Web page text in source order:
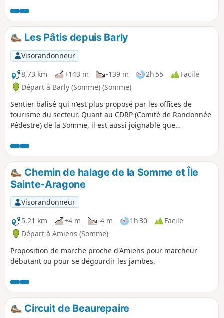
chemins d'exploitation. Pique-nique possible sur la place.
On peut enchaîner avec la randonnée "Les pâtis au départ
de Barly" pour un total de 20 km.
Les Pâtis depuis Barly
Visorandonneur
8,73 km
+143 m -139 m 2h 55
Facile
Départ à Barly (Somme) (Somme)
Sentier balisé qui n'est plus proposé par les offices de
tourisme du secteur. Quant au CDRP (Comité de Randonnée
Pédestre) de la Somme, il est aussi joignable que
très beaux sentiers : au départ, la montée sur le plateau
puis, à Remaisnil, la descente par le Bois de Courcelles.
Chemin de halage de la Somme et Île
Sainte-Aragone
Visorandonneur
5,21 km
+4 m -4 m 1h 30
Facile
Départ à Amiens (Somme)
Proposition de marche proche d'Amiens pour marcheur
débutant ou pour se dégourdir les jambes.
Circuit de Beaurepaire